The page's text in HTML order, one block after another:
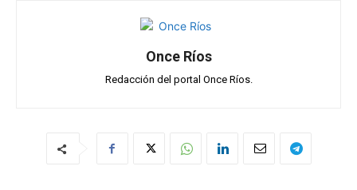
Once Ríos
Redacción del portal Once Ríos.